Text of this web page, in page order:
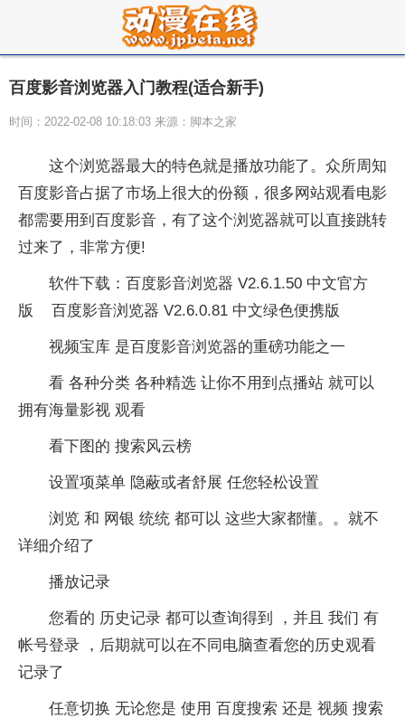
百度影音浏览器入门教程(适合新手)
时间：2022-02-08 10:18:03 来源：脚本之家
这个浏览器最大的特色就是播放功能了。众所周知
百度影音占据了市场上很大的份额，很多网站观看电影
都需要用到百度影音，有了这个浏览器就可以直接跳转
过来了，非常方便!
软件下载：百度影音浏览器 V2.6.1.50 中文官方
版 百度影音浏览器 V2.6.0.81 中文绿色便携版
视频宝库 是百度影音浏览器的重磅功能之一
看 各种分类 各种精选 让你不用到点播站 就可以
拥有海量影视 观看
看下图的 搜索风云榜
设置项菜单 隐蔽或者舒展 任您轻松设置
浏览 和 网银 统统 都可以 这些大家都懂。。就不
详细介绍了
播放记录
您看的 历史记录 都可以查询得到 ，并且 我们 有
帐号登录 ，后期就可以在不同电脑查看您的历史观看
记录了
任意切换 无论您是 使用 百度搜索 还是 视频 搜索